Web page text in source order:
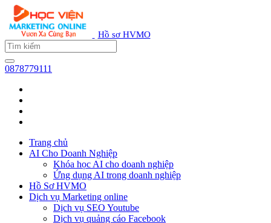
Hồ sơ HVMO
0878779111
Trang chủ
AI Cho Doanh Nghiệp
Khóa học AI cho doanh nghiệp
Ứng dụng AI trong doanh nghiệp
Hồ Sơ HVMO
Dịch vụ Marketing online
Dịch vụ SEO Youtube
Dịch vụ quảng cáo Facebook